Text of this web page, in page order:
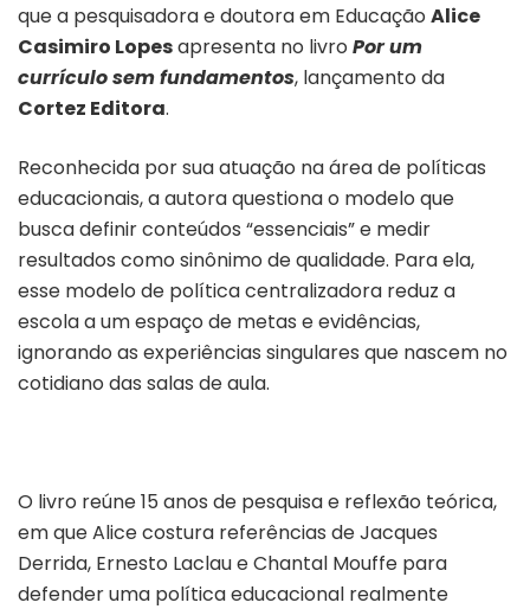
que a pesquisadora e doutora em Educação Alice
Casimiro Lopesapresenta no livro Por um
currículo sem fundamentos, lançamento da
Cortez Editora.
Reconhecida por sua atuação na área de políticas
educacionais, a autora questiona o modelo que
busca definir conteúdos “essenciais” e medir
resultados como sinônimo de qualidade. Para ela,
esse modelo de política centralizadora reduz a
escola a um espaço de metas e evidências,
ignorando as experiências singulares que nascem no
cotidiano das salas de aula.
O livro reúne 15 anos de pesquisa e reflexão teórica,
em que Alice costura referências de Jacques
Derrida, Ernesto Laclau e Chantal Mouffe para
defender uma política educacional realmente